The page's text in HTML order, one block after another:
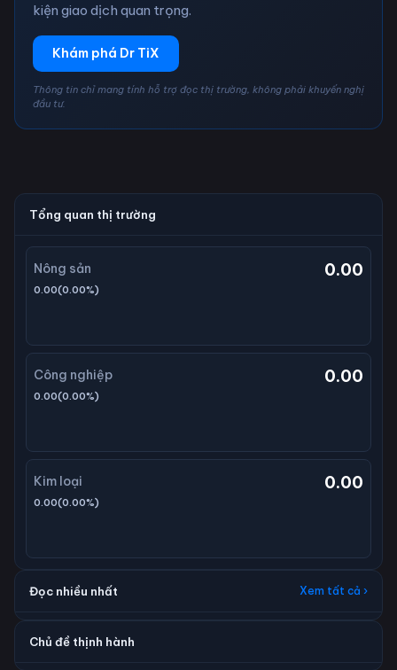
kiện giao dịch quan trọng.
Khám phá Dr TiX
Thông tin chỉ mang tính hỗ trợ đọc thị trường, không phải khuyến nghị
đầu tư.
Tổng quan thị trường
Nông sản 0.00
0.00(0.00%)
Công nghiệp 0.00
0.00(0.00%)
Kim loại 0.00
0.00(0.00%)
Đọc nhiều nhất Xem tất cả ›
Chủ đề thịnh hành